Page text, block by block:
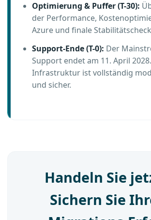
Optimierung & Puffer (T-30):
der Performance,
Azure und finale
Support-Ende (T-0): Der
Support endet am 11. April
Infrastruktur ist vollständig
und sicher.
Handeln Sie
Sichern Sie